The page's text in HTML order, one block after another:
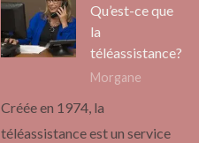
Qu’est-ce que
la
téléassistance?
Morgane
Créée en 1974, la
téléassistance est un service